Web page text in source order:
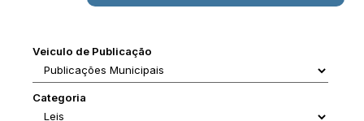
Veiculo de Publicação
Categoria